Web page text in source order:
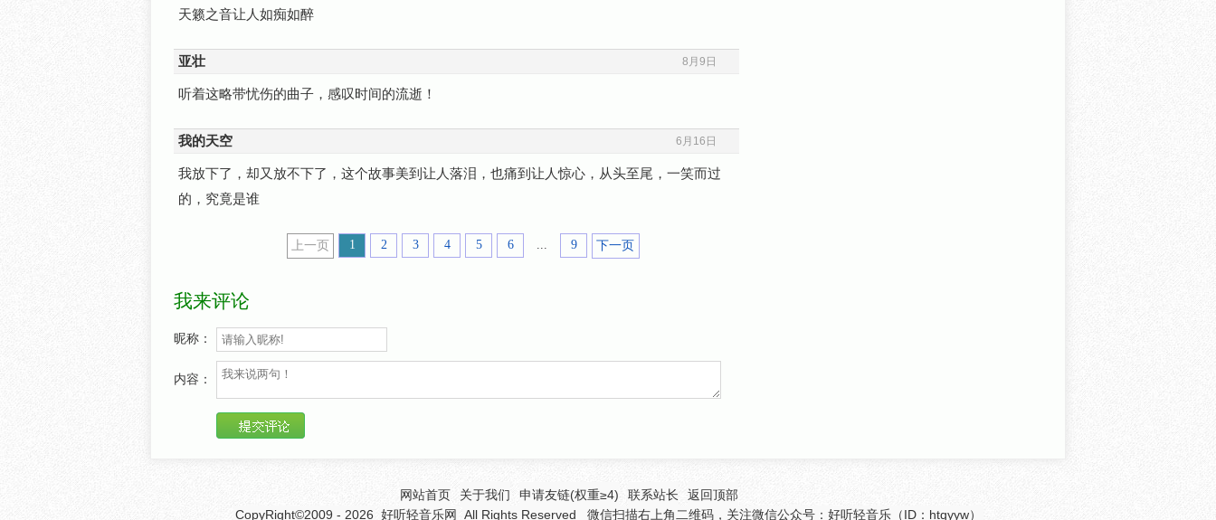
天籁之音让人如痴如醉
亚壮 8月9日
听着这略带忧伤的曲子，感叹时间的流逝！
我的天空 6月16日
我放下了，却又放不下了，这个故事美到让人落泪，也痛到让人惊心，从头至尾，一笑而过
的，究竟是谁
上一页 1 2 3 4 5 6 ... 9 下一页
我来评论
昵称：
内容：
网站首页 关于我们 申请友链(权重≥4) 联系站长
返回顶部
CopyRight©2009 - 2026 好听轻音乐网 All Rights Reserved 微信扫描右上角二维码，关注微信公众号：好听轻音乐（ID：htqyyw）